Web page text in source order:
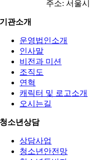
주소: 서울시
기관소개
운영법인소개
인사말
비전과 미션
조직도
연혁
캐릭터 및 로고소개
오시는길
청소년상담
상담사업
청소년안전망